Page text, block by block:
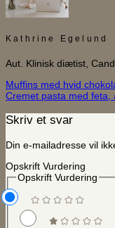
Kathrine Egelund
Aut. Klinisk diætist,
Muffins med hvid
Cremet pasta med
Skriv et svar
Din e-mailadresse vil
Opskrift Vurdering
Opskrift Vurdering